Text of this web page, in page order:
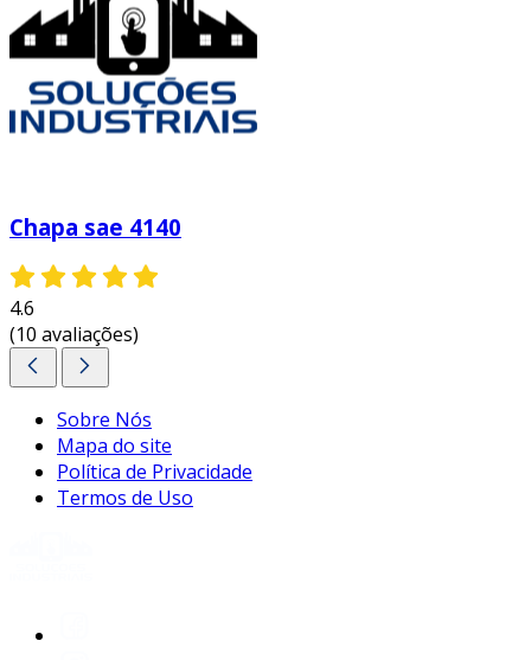
Chapa sae 4140
4.6
(10 avaliações)
Sobre Nós
Mapa do site
Política de Privacidade
Termos de Uso